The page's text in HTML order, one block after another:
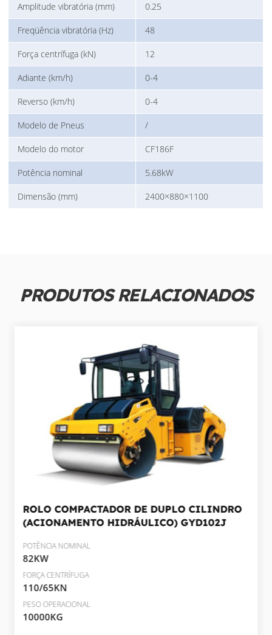
Amplitude vibratória (mm) 0.25
Freqüência vibratória (Hz) 48
Força centrífuga (kN) 12
Adiante (km/h) 0-4
Reverso (km/h) 0-4
Modelo de Pneus /
Modelo do motor CF186F
Potência nominal 5.68kW
Dimensão (mm) 2400×880×1100
PRODUTOS RELACIONADOS
ROLO COMPACTADOR DE DUPLO CILINDRO
(ACIONAMENTO HIDRÁULICO)GYD102J
POTÊNCIA NOMINAL
82KW
FORÇA CENTRÍFUGA
110/65KN
PESO OPERACIONAL
10000KG